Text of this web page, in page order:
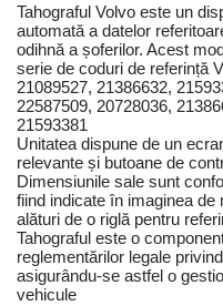
Tahograful Volvo este un
automată a datelor
odihnă a șoferilor. Acest
serie de coduri de referință
21089527, 21386632,
22587509, 20728036,
21593381
Unitatea dispune de un
relevante și butoane de
Dimensiunile sale sunt
fiind indicate în imaginea de
alături de o riglă pentru
Tahograful este o
reglementărilor legale
asigurându-se astfel o
vehicule